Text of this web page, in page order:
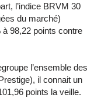
l’indice BRVM 30
du marché)
98,22 points contre
l’ensemble des
il connait un
points la veille.